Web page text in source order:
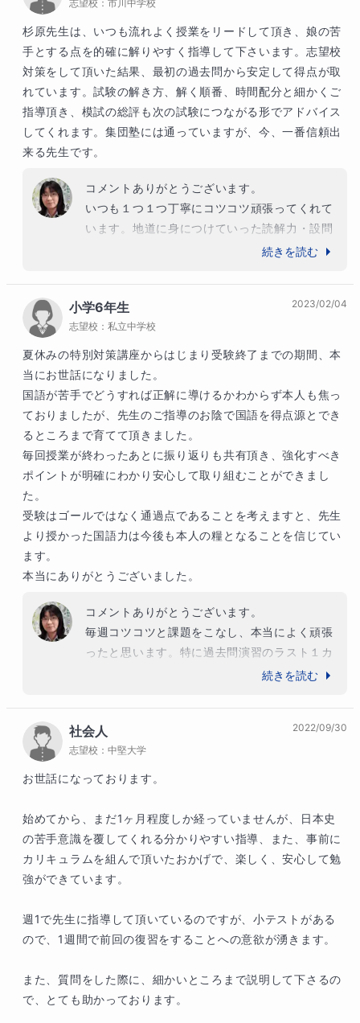
志望校： 市川中学校
杉原先生は、いつも流れよく授業をリードして頂き、娘の苦
手とする点を的確に解りやすく指導して下さいます。志望校
対策をして頂いた結果、最初の過去問から安定して得点が取
れています。試験の解き方、解く順番、時間配分と細かくご
指導頂き、模試の総評も次の試験につながる形でアドバイス
してくれます。集団塾には通っていますが、今、一番信頼出
来る先生です。
コメントありがとうございます。
いつも１つ１つ丁寧にコツコツ頑張ってくれて
います。地道に身につけていった読解力・設問
への対応力が、点数に表れていますね。
で、合格目指して最後まで一緒に頑張っていき
ましょう。
続きを読む
小学6年生
志望校： 私立中学校
2023/02/04
夏休みの特別対策講座からはじまり受験終了までの期間、本
当にお世話になりました。
国語が苦手でどうすれば正解に導けるかわからず本人も焦っ
ておりましたが、先生のご指導のお陰で国語を得点源とでき
るところまで育てて頂きました。
毎回授業が終わったあとに振り返りも共有頂き、強化すべき
ポイントが明確にわかり安心して取り組むことができまし
た。
受験はゴールではなく通過点であることを考えますと、先生
より授かった国語力は今後も本人の糧となることを信じてい
ます。
本当にありがとうございました。
コメントありがとうございます。
毎週コツコツと課題をこなし、本当によく頑張
ったと思います。特に過去問演習のラスト１カ
月の成長は目覚ましいものでした。今後のご活
続きを読む
社会人
志望校： 中堅大学
2022/09/30
お世話になっております。
始めてから、まだ1ヶ月程度しか経っていませんが、日本史
の苦手意識を覆してくれる分かりやすい指導、また、事前に
カリキュラムを組んで頂いたおかげで、楽しく、安心して勉
強ができています。
週1で先生に指導して頂いているのですが、小テストがある
ので、1週間で前回の復習をすることへの意欲が湧きます。
また、質問をした際に、細かいところまで説明して下さるの
で、とても助かっております。